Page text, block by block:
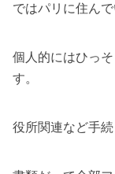
ではパリに住ん
個人的にはひっ
す。
役所関連など手